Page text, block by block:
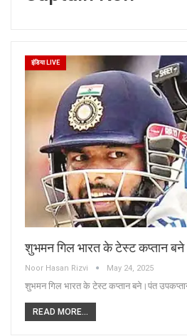
इंडिया LIVE
शुभमन गिल भारत के टेस्ट कप्तान
Noor Hasan Rizvi May 24, 2025
शुभमन गिल भारत के टेस्ट कप्तान बने।पंत
READ MORE...